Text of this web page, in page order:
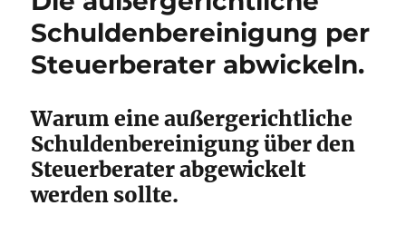
Schuldenbereinigung per
Steuerberater abwickeln.
Warum eine außergerichtliche
Schuldenbereinigung über den
Steuerberater abgewickelt
werden sollte.